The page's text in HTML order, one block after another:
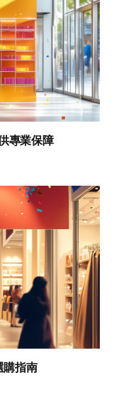
專業保障
購指南